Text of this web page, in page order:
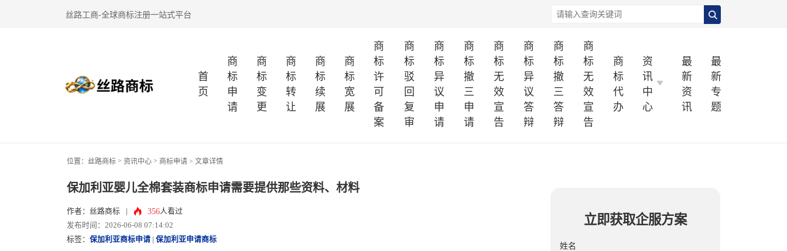
丝路工商-全球商标注册一站式平台
首
页
商
标
申
请
商
标
变
更
商
标
转
让
商
标
续
展
商
标
宽
展
商
标
许
可
备
案
商
标
驳
回
复
审
商
标
异
议
申
请
商
标
撤
三
申
请
商
标
无
效
宣
告
商
标
异
议
答
辩
商
标
撤
三
答
辩
商
标
无
效
宣
告
商
标
代
办
资
讯
中
心
最
新
资
讯
最
新
专
题
位置： 丝路商标 > 资讯中心 > 商标申请 > 文章详情
保加利亚婴儿全棉套装商标申请需要提供那些资料、材料
作者：丝路商标 356人看过
发布时间：2026-06-08 07:14:02
标签： 保加利亚商标申请 保加利亚申请商标
立即获取企服方案
姓名